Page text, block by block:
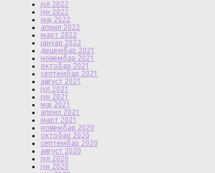
јул 2022
јун 2022
мај 2022
април 2022
март 2022
јануар 2022
децембар 2021
новембар 2021
октобар 2021
септембар 2021
август 2021
јул 2021
јун 2021
мај 2021
април 2021
март 2021
новембар 2020
октобар 2020
септембар 2020
август 2020
јул 2020
јун 2020